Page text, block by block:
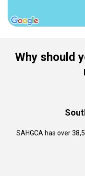
Why should
SAHGCA has over